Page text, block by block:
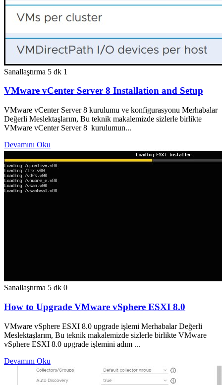
Sanallaştırma 5 dk 1
VMware vCenter Server 8 Installation and Setup
VMware vCenter Server 8 kurulumu ve konfigurasyonu Merhabalar
Değerli Meslektaşlarım, Bu teknik makalemizde sizlerle birlikte
VMware vCenter Server 8 kurulumun...
Devamını Oku
Sanallaştırma 5 dk 0
How to Upgrade VMware vSphere ESXI 8.0
VMware vSphere ESXI 8.0 upgrade işlemi Merhabalar Değerli
Meslektaşlarım, Bu teknik makalemizde sizlerle birlikte VMware
vSphere ESXI 8.0 upgrade işlemini adım ...
Devamını Oku